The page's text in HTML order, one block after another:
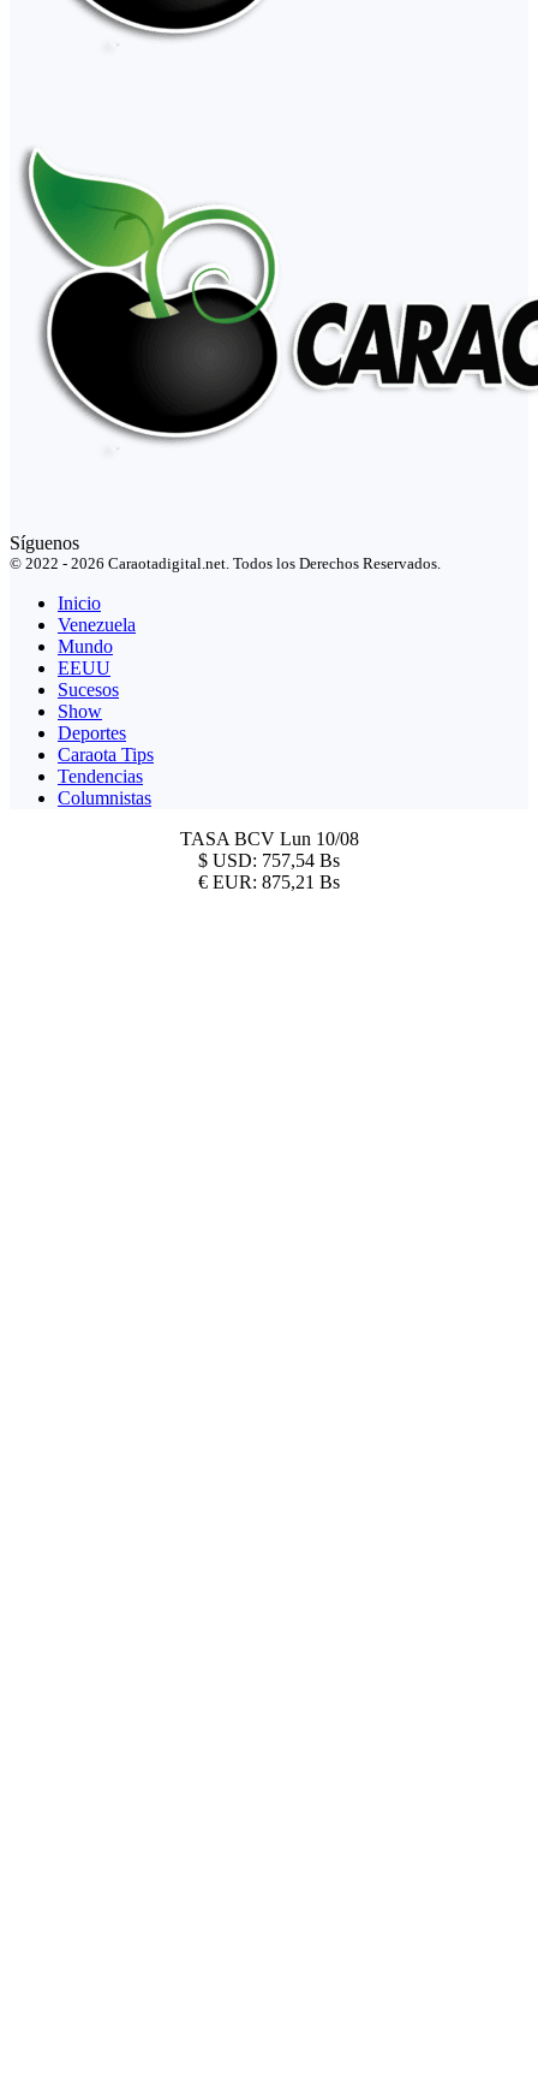
Síguenos
© 2022 - 2026 Caraotadigital.net. Todos los Derechos Reservados.
Inicio
Venezuela
Mundo
EEUU
Sucesos
Show
Deportes
Caraota Tips
Tendencias
Columnistas
TASA BCV Lun 10/08
$ USD: 757,54 Bs
€ EUR: 875,21 Bs